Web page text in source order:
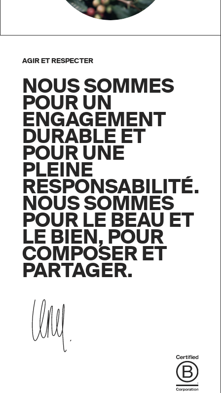
AGIR ET RESPECTER
NOUS SOMMES
POUR UN
ENGAGEMENT
DURABLE ET
POUR UNE
PLEINE
RESPONSABILITÉ.
NOUS SOMMES
POUR LE BEAU ET
LE BIEN, POUR
COMPOSER ET
PARTAGER.